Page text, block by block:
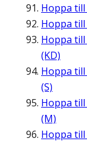
Hoppa till
Hoppa till
Hoppa till
(KD)
Hoppa till
(S)
Hoppa till
(M)
Hoppa till